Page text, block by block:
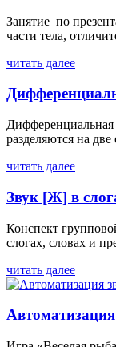
Занятие по
части тела,
читать далее
разделяются на
читать далее
Звук [Ж] в
Конспект
слогах, словах и
читать далее